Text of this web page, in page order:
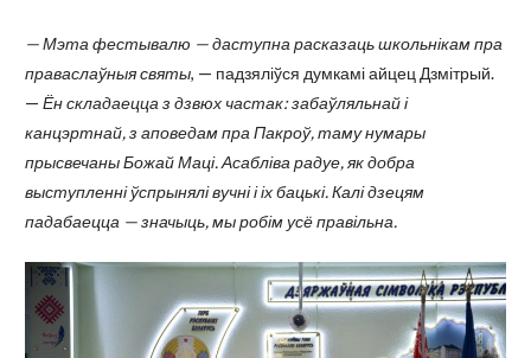
— Мэта фестывалю — даступна расказаць школьнікам пра
праваслаўныя святы, — падзяліўся думкамі айцец Дзмітрый.
— Ён складаецца з дзвюх частак: забаўляльнай і
канцэртнай, з аповедам пра Пакроў, таму нумары
прысвечаны Божай Маці. Асабліва радуе, як добра
выступленні ўспрынялі вучні і іх бацькі. Калі дзецям
падабаецца — значыць, мы робім усё правільна.